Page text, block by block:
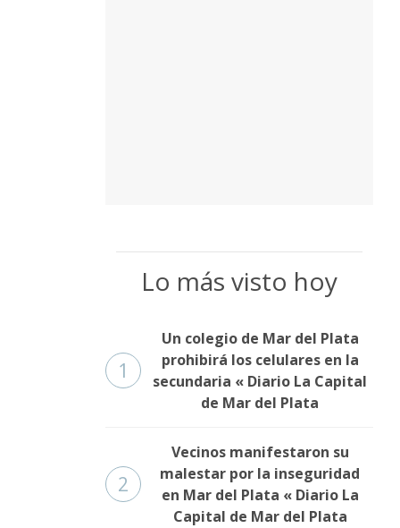
Lo más visto hoy
1
Un colegio de Mar del Plata
prohibirá los celulares en la
secundaria « Diario La Capital
de Mar del Plata
2
Vecinos manifestaron su
malestar por la inseguridad
en Mar del Plata « Diario La
Capital de Mar del Plata